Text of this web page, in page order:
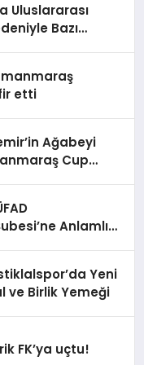
Uluslararası
Bazı
etti
Ağabeyi
Cup
Anlamlı
Yeni
ve Birlik Yemeği
FK’ya uçtu!